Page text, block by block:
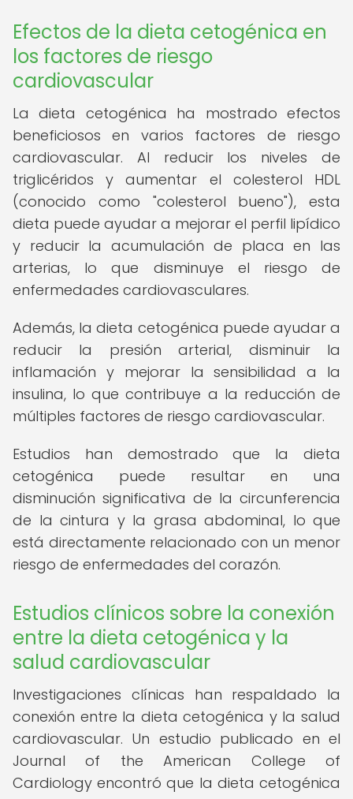
Efectos de la dieta cetogénica en
los factores de riesgo
cardiovascular
La dieta cetogénica ha mostrado efectos
beneficiosos en varios factores de riesgo
cardiovascular. Al reducir los niveles de
triglicéridos y aumentar el colesterol HDL
(conocido como "colesterol bueno"), esta
dieta puede ayudar a mejorar el perfil lipídico
y reducir la acumulación de placa en las
arterias, lo que disminuye el riesgo de
enfermedades cardiovasculares.
Además, la dieta cetogénica puede ayudar a
reducir la presión arterial, disminuir la
inflamación y mejorar la sensibilidad a la
insulina, lo que contribuye a la reducción de
múltiples factores de riesgo cardiovascular.
Estudios han demostrado que la dieta
cetogénica puede resultar en una
disminución significativa de la circunferencia
de la cintura y la grasa abdominal, lo que
está directamente relacionado con un menor
riesgo de enfermedades del corazón.
Estudios clínicos sobre la conexión
entre la dieta cetogénica y la
salud cardiovascular
Investigaciones clínicas han respaldado la
conexión entre la dieta cetogénica y la salud
cardiovascular. Un estudio publicado en el
Journal of the American College of
Cardiology encontró que la dieta cetogénica